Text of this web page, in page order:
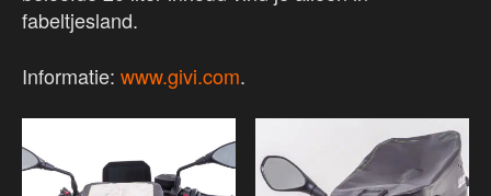
fabeltjesland.
Informatie: www.givi.com.